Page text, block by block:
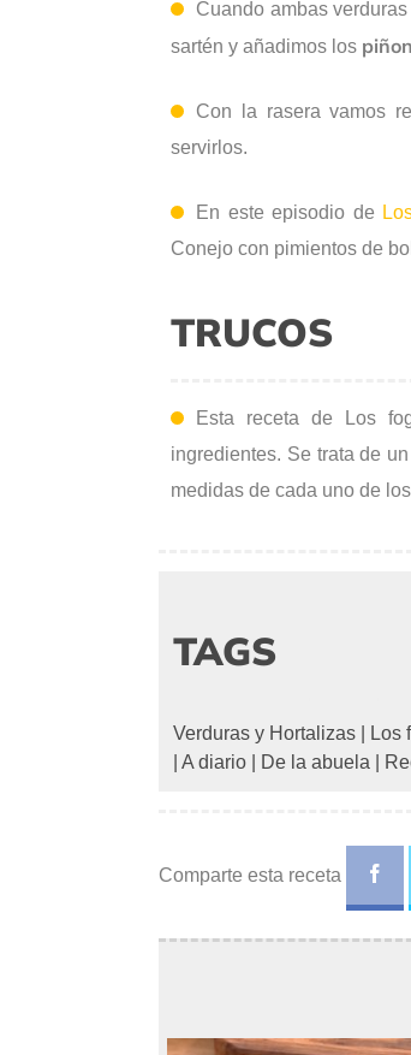
Cuando ambas
sartén y añadimos los
Con la rasera vamos
servirlos.
En este episodio de
Conejo con pimientos de
TRUCOS
Esta receta de Los
ingredientes. Se trata de
medidas de cada uno de
TAGS
Verduras y Hortalizas Los
A diario De la abuela
Comparte esta receta